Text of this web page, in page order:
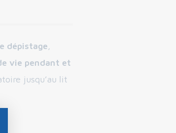
dépistage,
vie pendant et
jusqu’au lit